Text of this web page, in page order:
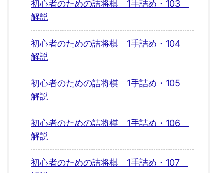
初心者のための詰将棋 1手詰め・103
解説
初心者のための詰将棋 1手詰め・104
解説
初心者のための詰将棋 1手詰め・105
解説
初心者のための詰将棋 1手詰め・106
解説
初心者のための詰将棋 1手詰め・107